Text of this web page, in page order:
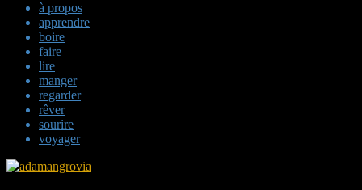
à propos
apprendre
boire
faire
lire
manger
regarder
rêver
sourire
voyager